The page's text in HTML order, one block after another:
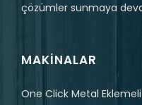
çözümler sunmaya
MAKINALAR
One Click Metal